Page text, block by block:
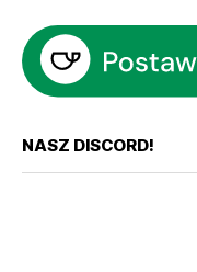
NASZ DISCORD!